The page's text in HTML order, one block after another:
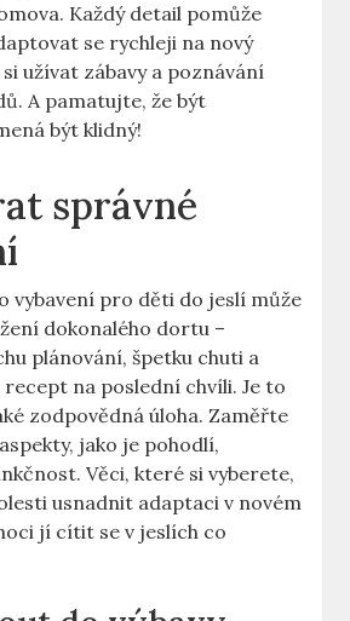
Každý detail pomůže
se rychleji na nový
užívat zábavy a poznávání
A pamatujte, že být
být klidný!
správné
vybavení pro děti do jeslí může
dokonalého dortu –
plánování, špetku chuti a
na poslední chvíli. Je to
zodpovědná úloha. Zaměřte
jako je pohodlí,
Věci, které si vyberete,
usnadnit adaptaci v novém
jí cítit se v jeslích co